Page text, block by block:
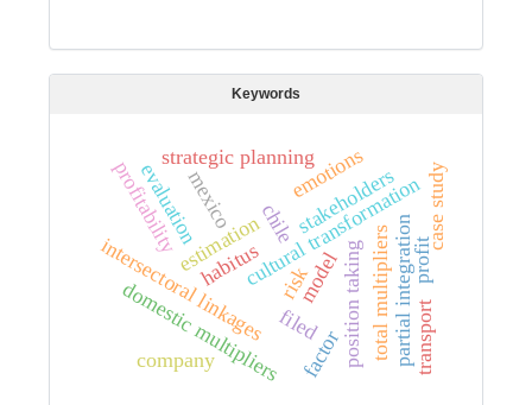
Keywords
filed
habituscultural transformation
position taking
intersectoral linkages
domestic multipliers total multipliers
estimation partial integration
model profit
risk
company
chile
mexico
factor
profitability
evaluation
strategic planning
stakeholders case study
transport
emotions